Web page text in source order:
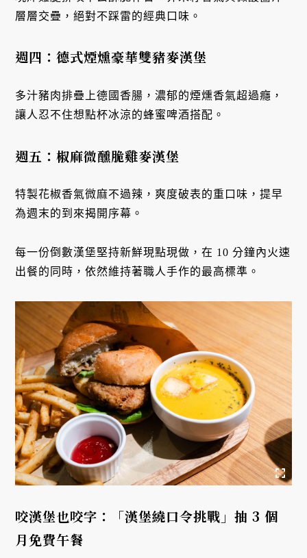
層層交疊，絕對不踩雷的經典口味。
週四：德式煙燻豪華雙豬麥漢堡
多汁豬肉排疊上德國香腸，濃郁的煙燻香氣超過癮，
讓人忍不住想點杯冰涼的蜂蜜啤酒搭配。
週五：椒麻微醺脆雞麥漢堡
特製花椒香氣微麻不過辣，爽度破表的重口味，提早
為週末的到來揭開序幕。
每一份倒數漢堡堅持新鮮現點現做，在 10 分鐘內火速
出餐的同時，依然維持著職人手作的最高標準。
咬漢堡也咬字：「漢堡繞口令挑戰」抽 3 個
月免費午餐